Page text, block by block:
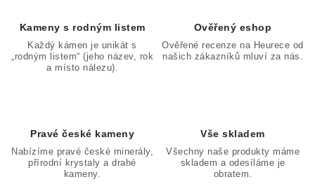
Kameny s rodným listem
Každý kámen je unikát s
„rodným listem“ (jeho název, rok
a místo nálezu).
Ověřený eshop
Ověřené recenze na Heurece od
našich zákazníků mluví za nás.
Pravé české kameny
Nabízíme pravé české minerály,
přírodní krystaly a drahé
kameny.
Vše skladem
Všechny naše produkty máme
skladem a odesíláme je
obratem.